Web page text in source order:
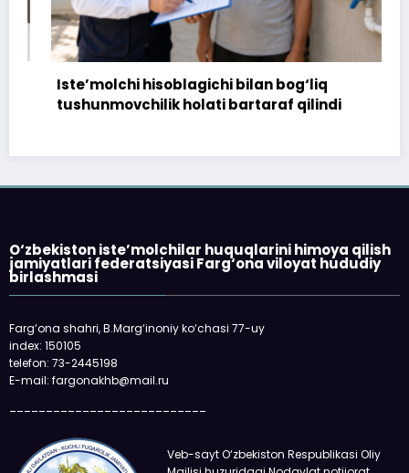
Iste’molchi hisoblagichi bilan bog‘liq
tushunmovchilik holati bartaraf qilindi
O‘zbekiston iste’molchilar huquqlarini himoya qilish
jamiyatlari federatsiyasi Farg‘ona viloyat hududiy
birlashmasi
Farg‘ona shahri, B.Marg‘inoniy ko‘chasi 77-uy
index: 150105
telefon: 73-2445198
E-mail: fargonakhb@mail.ru
Veb-sayt O‘zbekiston Respublikasi Oliy